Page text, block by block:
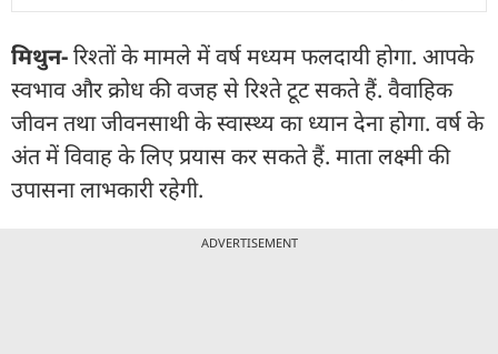
मिथुन-रिश्तों के मामले में वर्ष मध्यम फलदायी होगा. आपके
स्वभाव और क्रोध की वजह से रिश्ते टूट सकते हैं. वैवाहिक
जीवन तथा जीवनसाथी के स्वास्थ्य का ध्यान देना होगा. वर्ष के
अंत में विवाह के लिए प्रयास कर सकते हैं. माता लक्ष्मी की
उपासना लाभकारी रहेगी.
ADVERTISEMENT